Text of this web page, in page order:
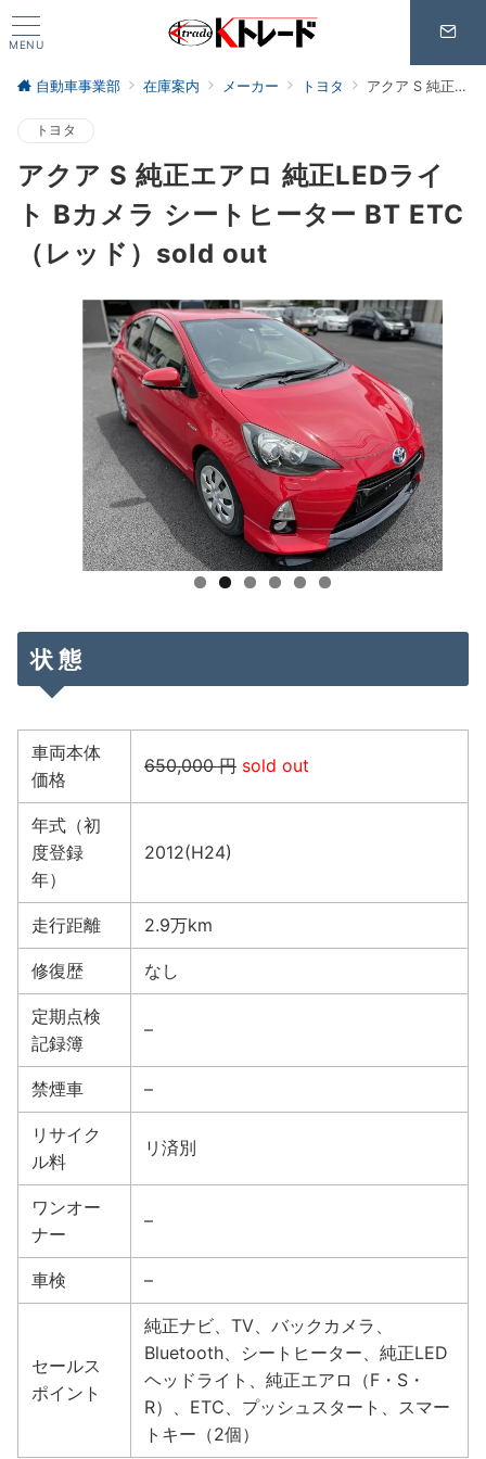
MENU
自動車事業部 在庫案内 メーカー トヨタ アクア S 純正エアロ 純正LEDライト Bカメラ シートヒーター BT ETC （レッド）sold out
トヨタ
アクア S 純正エアロ 純正LEDライ
ト Bカメラ シートヒーター BT ETC
（レッド）sold out
状 態
車両本体
価格
650,000 円 sold out
年式（初
度登録
年）
2012(H24)
走行距離 2.9万km
修復歴 なし
定期点検
記録簿
–
禁煙車 –
リサイク
ル料
リ済別
ワンオー
ナー
–
車検 –
セールス
ポイント
純正ナビ、TV、バックカメラ、
Bluetooth、シートヒーター、純正LED
ヘッドライト、純正エアロ（F・S・
R）、ETC、プッシュスタート、スマー
トキー（2個）